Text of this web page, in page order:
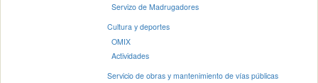
Servizo de Madrugadores
Cultura y deportes
OMIX
Actividades
Servicio de obras y mantenimiento de vías públicas